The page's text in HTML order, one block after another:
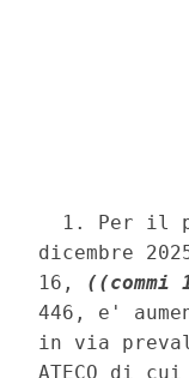
1. Per il
dicembre
16,
446, e'
in via
ATECO di